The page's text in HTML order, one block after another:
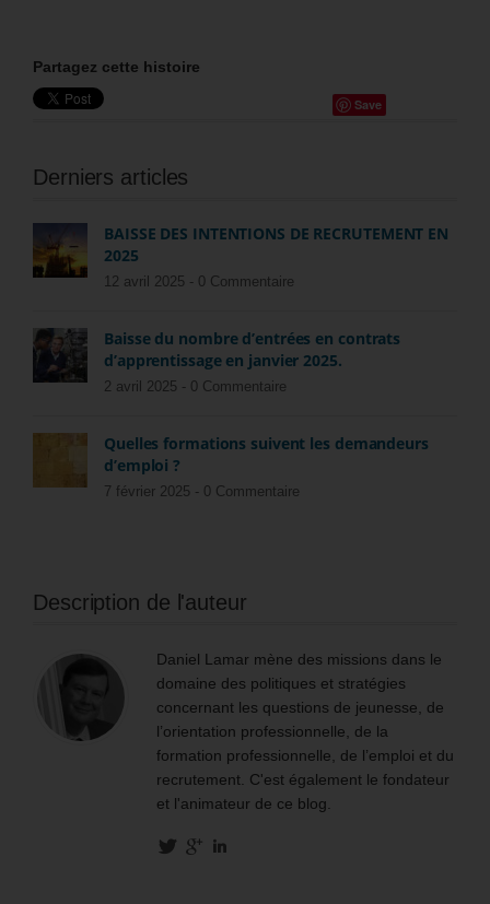
Partagez cette histoire
Save
Derniers articles
BAISSE DES INTENTIONS DE RECRUTEMENT EN
2025
12 avril 2025 - 0 Commentaire
Baisse du nombre d’entrées en contrats
d’apprentissage en janvier 2025.
2 avril 2025 - 0 Commentaire
Quelles formations suivent les demandeurs
d’emploi ?
7 février 2025 - 0 Commentaire
Description de l'auteur
Daniel Lamar mène des missions dans le
domaine des politiques et stratégies
concernant les questions de jeunesse, de
l’orientation professionnelle, de la
formation professionnelle, de l’emploi et du
recrutement. C'est également le fondateur
et l'animateur de ce blog.